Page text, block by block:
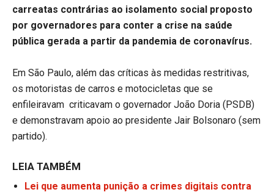
carreatas contrárias ao isolamento social proposto
por governadores para conter a crise na saúde
pública gerada a partir da pandemia de coronavírus.
Em São Paulo, além das críticas às medidas restritivas,
os motoristas de carros e motocicletas que se
enfileiravam criticavam o governador João Doria (PSDB)
e demonstravam apoio ao presidente Jair Bolsonaro (sem
partido).
LEIA TAMBÉM
Lei que aumenta punição a crimes digitais contra